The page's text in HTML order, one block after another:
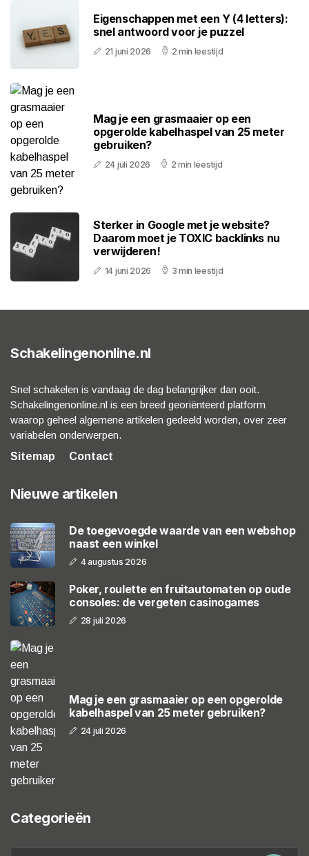
Eigenschappen met een Y (4 letters):
snel antwoord voor je puzzel
21 juni 2026 2 min leestijd
Mag je een grasmaaier op een
opgerolde kabelhaspel van 25 meter
gebruiken?
24 juli 2026 2 min leestijd
Sterker in Google met je website?
Daarom moet je TOXIC backlinks nu
verwijderen!
14 juni 2026 3 min leestijd
Schakelingenonline.nl
Snel schakelen is vandaag de dag belangrijker dan ooit.
Schakelingenonline.nl is een breed georiënteerd platform
waarop geheel algemene artikelen gedeeld worden, over zeer
variabelen onderwerpen.
Sitemap
Contact
Nieuwe artikelen
De toegevoegde waarde van een webshop
naast een winkel
4 augustus 2026
Poker, roulette en fruitautomaten op oude
consoles: de vergeten casinogames
28 juli 2026
Mag je een grasmaaier op een opgerolde
kabelhaspel van 25 meter gebruiken?
24 juli 2026
Categorieën